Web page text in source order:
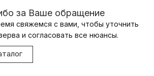
за Ваше обращение
свяжемся с вами, чтобы уточнить
и согласовать все нюансы.